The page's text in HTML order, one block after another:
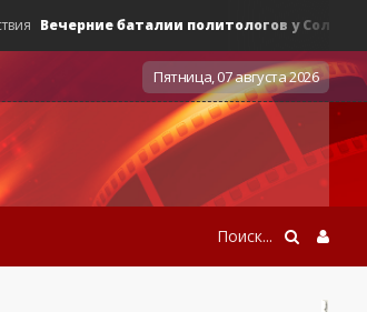
Вечерние баталии политологов у Соловьёва
Пятница, 07 августа 2026